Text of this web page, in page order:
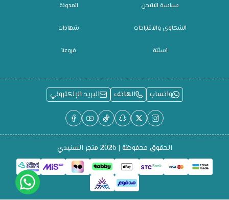
سياسة الشحن
الشكاوى والاقتراحات
اسئلة
المدونة
شهادات
فروعنا
واتساب الهاتف البريد الإلكتروني
الحقوق محفوظة | 2026 متجر السنيدي